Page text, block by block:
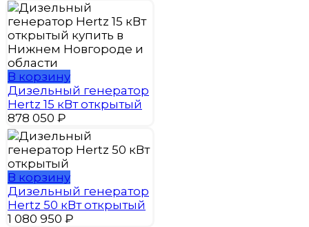
В корзину
Дизельный генератор
Hertz 15 кВт открытый
878 050 ₽
В корзину
Дизельный генератор
Hertz 50 кВт открытый
1 080 950 ₽